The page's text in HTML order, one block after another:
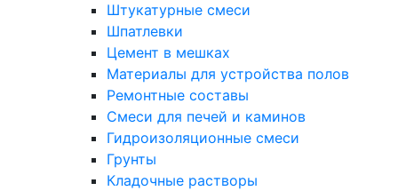
Штукатурные смеси
Шпатлевки
Цемент в мешках
Материалы для устройства полов
Ремонтные составы
Смеси для печей и каминов
Гидроизоляционные смеси
Грунты
Кладочные растворы